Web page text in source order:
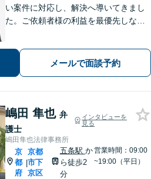
い案件に対応し、解決へ導いてきまし
た。ご依頼者様の利益を最優先しなが
に取り組みます。【峰山駅から徒歩圏
内】【兵庫県北部エリアも対応】
メールで面談予約
嶋田 隼也 弁
護士
インタビューを
見る
嶋田隼也法律事務所
京
都
府
|
京都
市下
京区
五条駅 か
ら徒歩2
分
営業時間：09:00
~19:00（平日）